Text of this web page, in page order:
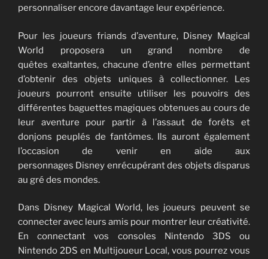
personnaliser encore davantage leur expérience.
Pour les joueurs friands d’aventure, Disney Magical
World proposera un grand nombre de
quêtes exaltantes, chacune d’entre elles permettant
d’obtenir des objets uniques à collectionner. Les
joueurs pourront ensuite utiliser les pouvoirs des
différentes baguettes magiques obtenues au cours de
leur aventure pour partir à l’assaut de forêts et
donjons peuplés de fantômes. Ils auront également
l’occasion de venir en aide aux
personnages Disney enrécupérant des objets disparus
au gré des mondes.
Dans Disney Magical World, les joueurs peuvent se
connecter avec leurs amis pour montrer leur créativité.
En connectant vos consoles Nintendo 3DS ou
Nintendo 2DS en Multijoueur Local, vous pourrez vous